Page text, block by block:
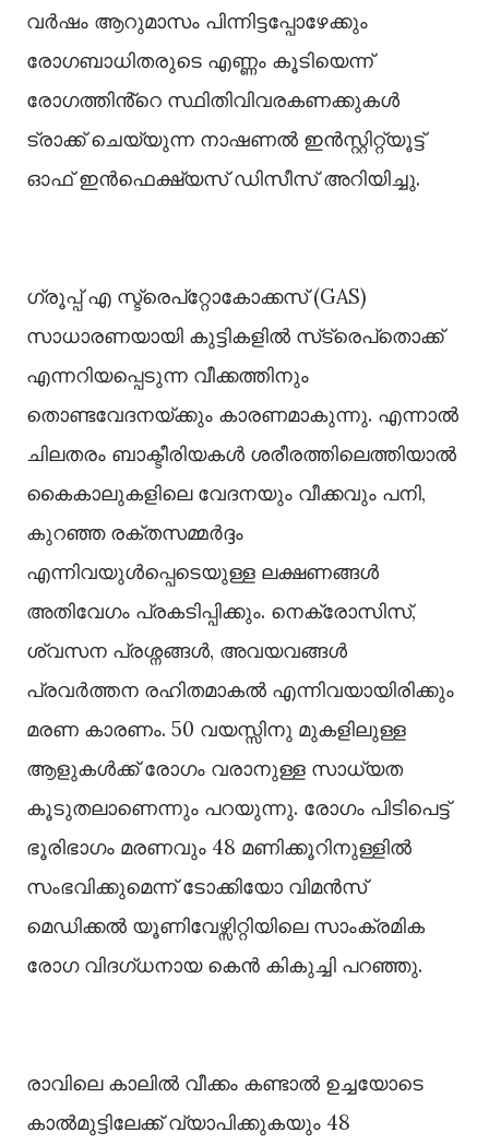
വർഷം ആറുമാസം പിന്നിട്ടപ്പോഴേക്കും
രോഗബാധിതരുടെ എണ്ണം കൂടിയെന്ന്
രോഗത്തിൻ്റെ സ്ഥിതിവിവരകണക്കുകള്‍
ട്രാക്ക് ചെയ്യുന്ന നാഷണല്‍ ഇൻസ്റ്റിറ്റ്യൂട്ട്
ഓഫ് ഇൻഫെക്ഷ്യസ് ഡിസീസ് അറിയിച്ചു.
ഗ്രൂപ്പ് എ സ്ട്രെപ്റ്റോകോക്കസ് (GAS)
സാധാരണയായി കുട്ടികളില്‍ സ്‌ട്രെപ്‌തൊക്ക്
എന്നറിയപ്പെടുന്ന വീക്കത്തിനും
തൊണ്ടവേദനയ്ക്കും കാരണമാകുന്നു. എന്നാല്‍
ചിലതരം ബാക്ടീരിയകള്‍ ശരീരത്തിലെത്തിയാല്‍
കൈകാലുകളിലെ വേദനയും വീക്കവും പനി,
കുറഞ്ഞ രക്തസമ്മർദ്ദം
എന്നിവയുള്‍പ്പെടെയുള്ള ലക്ഷണങ്ങള്‍
അതിവേഗം പ്രകടിപ്പിക്കും. നെക്രോസിസ്,
ശ്വസന പ്രശ്നങ്ങള്‍, അവയവങ്ങള്‍
പ്രവർത്തന രഹിതമാകല്‍ എന്നിവയായിരിക്കും
മരണ കാരണം. 50 വയസ്സിനു മുകളിലുള്ള
ആളുകള്‍ക്ക് രോഗം വരാനുള്ള സാധ്യത
കൂടുതലാണെന്നും പറയുന്നു. രോഗം പിടിപെട്ട്
ഭൂരിഭാഗം മരണവും 48 മണിക്കൂറിനുള്ളില്‍
സംഭവിക്കുമെന്ന് ടോക്കിയോ വിമൻസ്
മെഡിക്കല്‍ യൂണിവേഴ്സിറ്റിയിലെ സാംക്രമിക
രോഗ വിദഗ്ധനായ കെൻ കികുച്ചി പറഞ്ഞു.
രാവിലെ കാലില്‍ വീക്കം കണ്ടാല്‍ ഉച്ചയോടെ
കാല്‍മുട്ടിലേക്ക് വ്യാപിക്കുകയും 48